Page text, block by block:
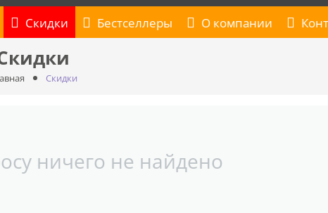
Скидки Бестселлеры О компании
Скидки
ничего не найдено